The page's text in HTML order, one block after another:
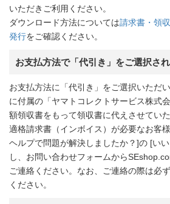
いただきご利用ください。
ダウンロード方法については請求書・領
発行をご確認ください。
お支払方法で「代引き」をご選択さ
お支払方法に「代引き」をご選択いただ
に付属の「ヤマトコレクトサービス株式
額領収書をもって領収書に代えさせていた
適格請求書（インボイス）が必要なお客
ヘルプで問題が解決しましたか？]の [い
し、お問い合わせフォームから
ご連絡ください。なお、ご連絡の際は必
ください。